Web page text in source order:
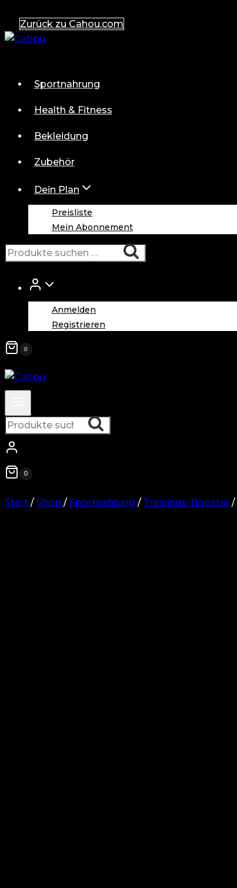
Inhalt
springen
Zurück zu Cahou.com
Sportnahrung
Health & Fitness
Bekleidung
Zubehör
Dein Plan
Preisliste
Mein Abonnement
Suchen
nach:
Suchen
Anmelden
Registrieren
0
Suchen
nach:
Suchen
0
Start / Shop / Sportnahrung / Trainings-Booster /